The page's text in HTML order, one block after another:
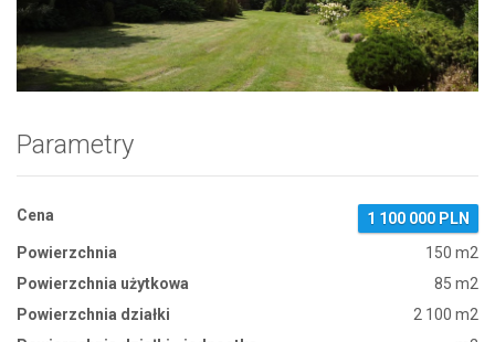
Zdjęcie 1
Parametry
Cena
1 100 000 PLN
Powierzchnia
150 m2
Powierzchnia użytkowa
85 m2
Powierzchnia działki
2 100 m2